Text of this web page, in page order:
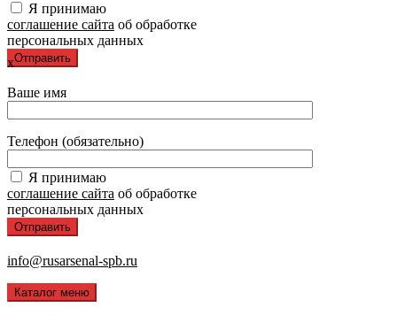
Я принимаю
соглашение сайта об обработке
персональных данных
x
Ваше имя
Телефон (обязательно)
Я принимаю
соглашение сайта об обработке
персональных данных
info@rusarsenal-spb.ru
Каталог меню